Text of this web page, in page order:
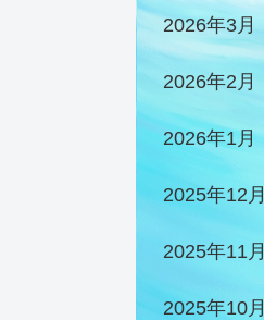
2026年3月
2026年2月
2026年1月
2025年12月
2025年11月
2025年10月